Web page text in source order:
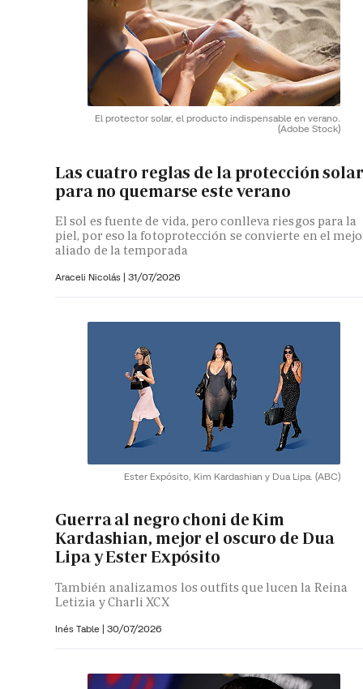
El protector solar, el producto indispensable en verano.
(Adobe Stock)
Las cuatro reglas de la protección solar
para no quemarse este verano
El sol es fuente de vida, pero conlleva riesgos para la
piel, por eso la fotoprotección se convierte en el
aliado de la temporada
Araceli Nicolás | 31/07/2026
Ester Expósito, Kim Kardashian y Dua Lipa. (ABC)
Guerra al negro choni de Kim
Kardashian, mejor el oscuro de Dua
Lipa y Ester Expósito
También analizamos los outfits que lucen la Reina
Letizia y Charli XCX
Inés Table | 30/07/2026